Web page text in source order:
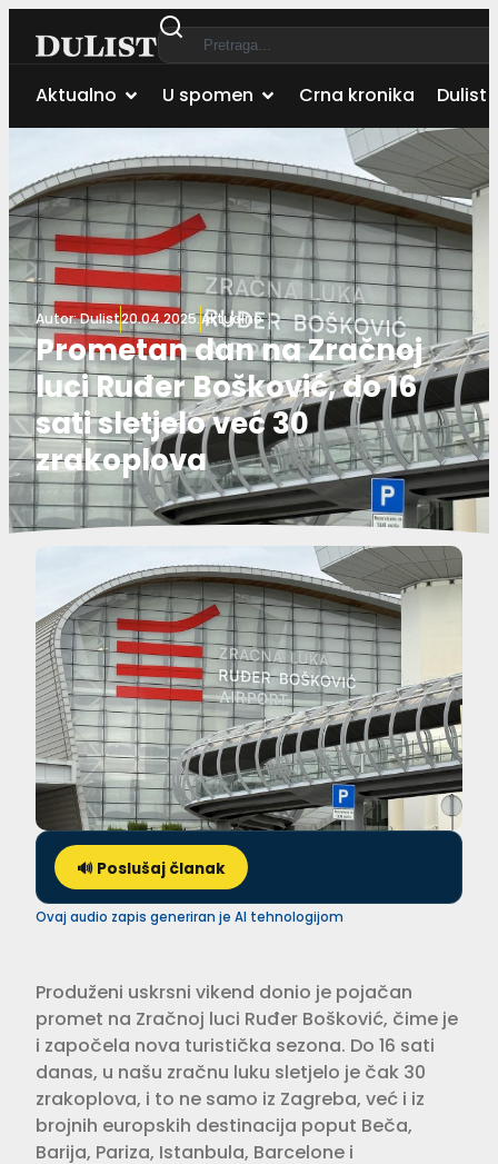
Aktualno U spomen Crna kronika Dulist
Autor:Dulist20.04.2025.Aktualno
Prometan dan na Zračnoj
luci Ruđer Bošković, do 16
sati sletjelo već 30
zrakoplova
🔊 Poslušaj članak
Ovaj audio zapis generiran je AI tehnologijom
Produženi uskrsni vikend donio je pojačan
promet na Zračnoj luci Ruđer Bošković, čime je
i započela nova turistička sezona. Do 16 sati
danas, u našu zračnu luku sletjelo je čak 30
zrakoplova, i to ne samo iz Zagreba, već i iz
brojnih europskih destinacija poput Beča,
Barija, Pariza, Istanbula, Barcelone i